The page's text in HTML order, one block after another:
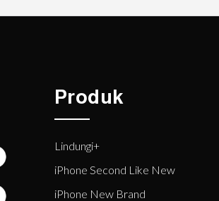
Produk
Lindungi+
iPhone Second Like New
iPhone New Brand